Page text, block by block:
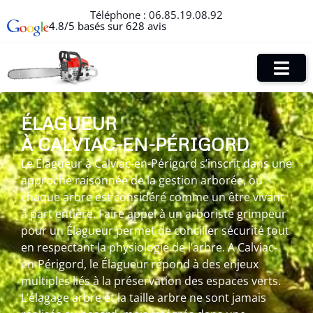
Téléphone : 06.85.19.08.92
4.8/5 basés sur 628 avis
ÉLAGUEUR
À CALVIAC-EN-PÉRIGORD
Le Élagueur à Calviac-en-Périgord s’inscrit dans une
approche raisonnée de la gestion arborée, où
chaque arbre est considéré comme un être vivant
à part entière. Faire appel à un arboriste grimpeur
pour un Élagueur permet de concilier sécurité tout
en respectant la physiologie de l’arbre. A Calviac-
en-Périgord, le Élagueur répond à des enjeux
multiples liés à la préservation des espaces verts.
L’élagage arbre et la taille arbre ne sont jamais